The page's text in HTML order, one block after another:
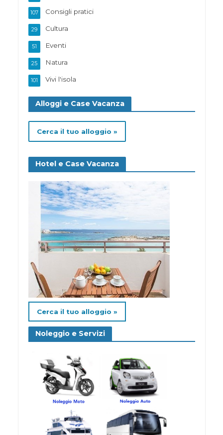
Consigli pratici
107
Cultura
29
Eventi
51
Natura
25
Vivi l'isola
101
Alloggi e Case Vacanza
Cerca il tuo alloggio »
Hotel e Case Vacanza
Cerca il tuo alloggio »
Noleggio e Servizi